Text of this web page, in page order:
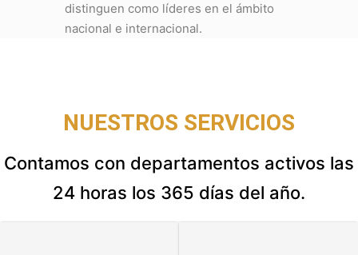
distinguen como líderes en el ámbito
nacional e internacional.
NUESTROS SERVICIOS
Contamos con departamentos activos las
24 horas los 365 días del año.